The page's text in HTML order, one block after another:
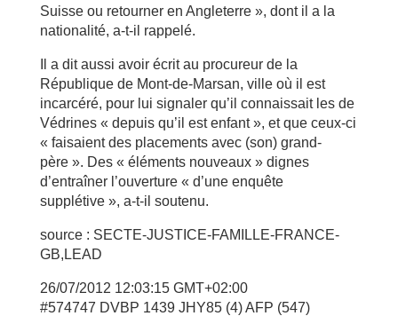
Suisse ou retourner en Angleterre », dont il a la
nationalité, a-t-il rappelé.
Il a dit aussi avoir écrit au procureur de la
République de Mont-de-Marsan, ville où il est
incarcéré, pour lui signaler qu’il connaissait les de
Védrines « depuis qu’il est enfant », et que ceux-ci
« faisaient des placements avec (son) grand-
père ». Des « éléments nouveaux » dignes
d’entraîner l’ouverture « d’une enquête
supplétive », a-t-il soutenu.
source : SECTE-JUSTICE-FAMILLE-FRANCE-
GB,LEAD
26/07/2012 12:03:15 GMT+02:00
#574747 DVBP 1439 JHY85 (4) AFP (547)